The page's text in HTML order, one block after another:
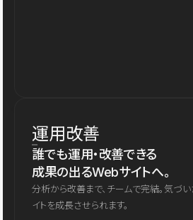
運用改善
誰でも運用・改善できる
成果の出るWebサイトへ。
分析から改善まで、チームで完結。気づ
イトを成長させられます。